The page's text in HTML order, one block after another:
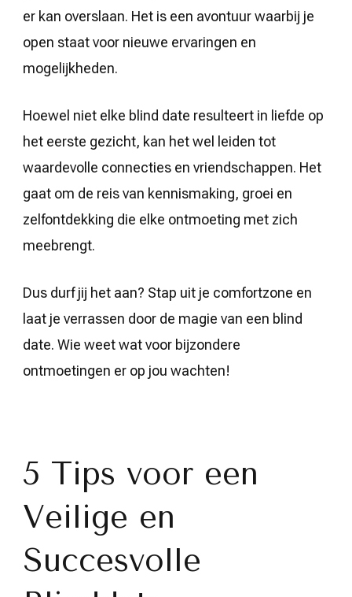
er kan overslaan. Het is een avontuur waarbij je
open staat voor nieuwe ervaringen en
mogelijkheden.
Hoewel niet elke blind date resulteert in liefde op
het eerste gezicht, kan het wel leiden tot
waardevolle connecties en vriendschappen. Het
gaat om de reis van kennismaking, groei en
zelfontdekking die elke ontmoeting met zich
meebrengt.
Dus durf jij het aan? Stap uit je comfortzone en
laat je verrassen door de magie van een blind
date. Wie weet wat voor bijzondere
ontmoetingen er op jou wachten!
5 Tips voor een
Veilige en
Succesvolle